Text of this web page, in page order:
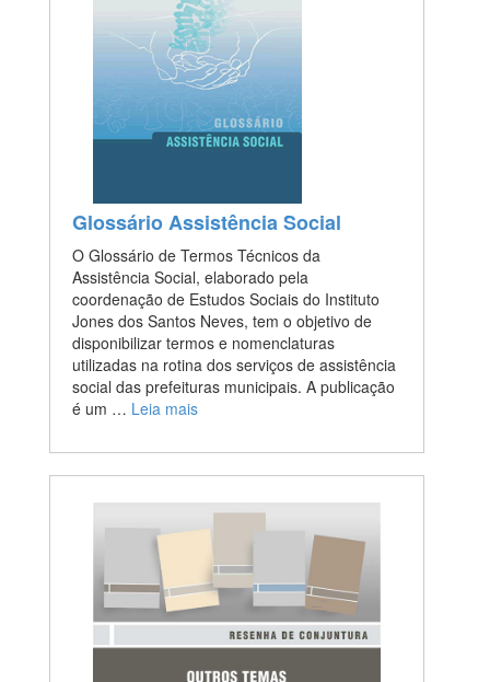
Glossário Assistência Social
O Glossário de Termos Técnicos da
Assistência Social, elaborado pela
coordenação de Estudos Sociais do Instituto
Jones dos Santos Neves, tem o objetivo de
disponibilizar termos e nomenclaturas
utilizadas na rotina dos serviços de assistência
social das prefeituras municipais. A publicação
é um … Leia mais